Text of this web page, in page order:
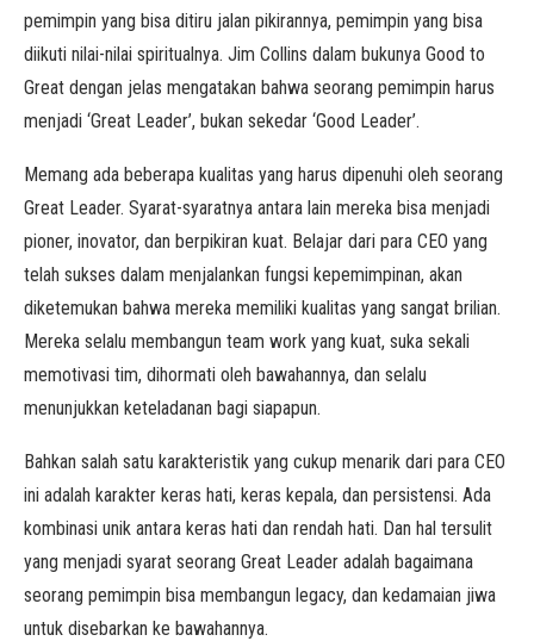
pemimpin yang bisa ditiru jalan pikirannya, pemimpin yang bisa
diikuti nilai-nilai spiritualnya. Jim Collins dalam bukunya Good to
Great dengan jelas mengatakan bahwa seorang pemimpin harus
menjadi ‘Great Leader’, bukan sekedar ‘Good Leader’.
Memang ada beberapa kualitas yang harus dipenuhi oleh seorang
Great Leader. Syarat-syaratnya antara lain mereka bisa menjadi
pioner, inovator, dan berpikiran kuat. Belajar dari para CEO yang
telah sukses dalam menjalankan fungsi kepemimpinan, akan
diketemukan bahwa mereka memiliki kualitas yang sangat brilian.
Mereka selalu membangun team work yang kuat, suka sekali
memotivasi tim, dihormati oleh bawahannya, dan selalu
menunjukkan keteladanan bagi siapapun.
Bahkan salah satu karakteristik yang cukup menarik dari para CEO
ini adalah karakter keras hati, keras kepala, dan persistensi. Ada
kombinasi unik antara keras hati dan rendah hati. Dan hal tersulit
yang menjadi syarat seorang Great Leader adalah bagaimana
seorang pemimpin bisa membangun legacy, dan kedamaian jiwa
untuk disebarkan ke bawahannya.